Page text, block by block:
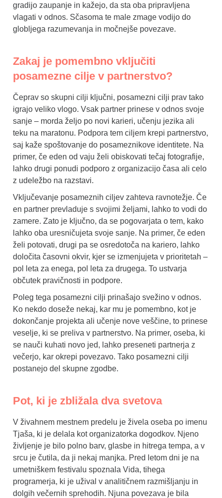
gradijo zaupanje in kažejo, da sta oba pripravljena
vlagati v odnos. Sčasoma te male zmage vodijo do
globljega razumevanja in močnejše povezave.
Zakaj je pomembno vključiti
posamezne cilje v partnerstvo?
Čeprav so skupni cilji ključni, posamezni cilji prav tako
igrajo veliko vlogo. Vsak partner prinese v odnos svoje
sanje – morda željo po novi karieri, učenju jezika ali
teku na maratonu. Podpora tem ciljem krepi partnerstvo,
saj kaže spoštovanje do posameznikove identitete. Na
primer, če eden od vaju želi obiskovati tečaj fotografije,
lahko drugi ponudi podporo z organizacijo časa ali celo
z udeležbo na razstavi.
Vključevanje posameznih ciljev zahteva ravnotežje. Če
en partner prevladuje s svojimi željami, lahko to vodi do
zamere. Zato je ključno, da se pogovarjata o tem, kako
lahko oba uresničujeta svoje sanje. Na primer, če eden
želi potovati, drugi pa se osredotoča na kariero, lahko
določita časovni okvir, kjer se izmenjujeta v prioritetah –
pol leta za enega, pol leta za drugega. To ustvarja
občutek pravičnosti in podpore.
Poleg tega posamezni cilji prinašajo svežino v odnos.
Ko nekdo doseže nekaj, kar mu je pomembno, kot je
dokončanje projekta ali učenje nove veščine, to prinese
veselje, ki se preliva v partnerstvo. Na primer, oseba, ki
se nauči kuhati novo jed, lahko preseneti partnerja z
večerjo, kar okrepi povezavo. Tako posamezni cilji
postanejo del skupne zgodbe.
Pot, ki je zbližala dva svetova
V živahnem mestnem predelu je živela oseba po imenu
Tjaša, ki je delala kot organizatorka dogodkov. Njeno
življenje je bilo polno barv, glasbe in hitrega tempa, a v
srcu je čutila, da ji nekaj manjka. Pred letom dni je na
umetniškem festivalu spoznala Vida, tihega
programerja, ki je užival v analitičnem razmišljanju in
dolgih večernih sprehodih. Njuna povezava je bila